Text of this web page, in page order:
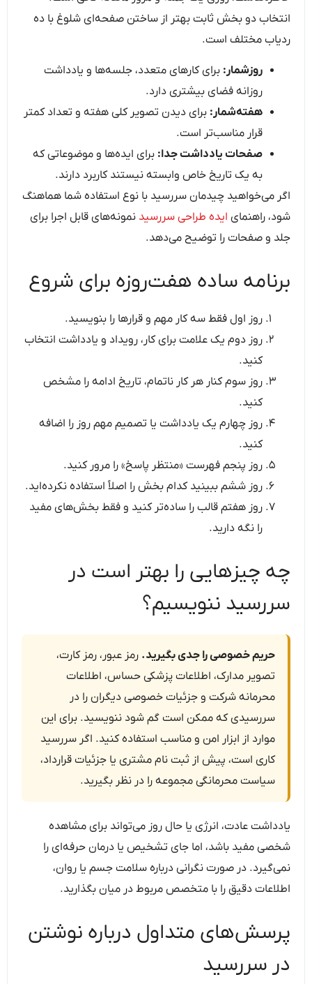
انتخاب دو بخش ثابت بهتر از ساختن صفحه‌ای شلوغ با ده
ردیاب مختلف است.
روزشمار: برای کارهای متعدد، جلسه‌ها و یادداشت
روزانه فضای بیشتری دارد.
هفته‌شمار: برای دیدن تصویر کلی هفته و تعداد کمتر
قرار مناسب‌تر است.
صفحات یادداشت جدا: برای ایده‌ها و موضوعاتی که
به یک تاریخ خاص وابسته نیستند کاربرد دارند.
اگر می‌خواهید چیدمان سررسید با نوع استفاده شما هماهنگ
شود، راهنمای ایده طراحی سررسید نمونه‌های قابل اجرا برای
جلد و صفحات را توضیح می‌دهد.
برنامه ساده هفت‌روزه برای شروع
روز اول فقط سه کار مهم و قرارها را بنویسید.
روز دوم یک علامت برای کار، رویداد و یادداشت انتخاب
کنید.
روز سوم کنار هر کار ناتمام، تاریخ ادامه را مشخص
کنید.
روز چهارم یک یادداشت یا تصمیم مهم روز را اضافه
کنید.
روز پنجم فهرست «منتظر پاسخ» را مرور کنید.
روز ششم ببینید کدام بخش را اصلاً استفاده نکرده‌اید.
روز هفتم قالب را ساده‌تر کنید و فقط بخش‌های مفید
را نگه دارید.
چه چیزهایی را بهتر است در
سررسید ننویسیم؟
حریم خصوصی را جدی بگیرید. رمز عبور، رمز کارت،
تصویر مدارک، اطلاعات پزشکی حساس، اطلاعات
محرمانه شرکت و جزئیات خصوصی دیگران را در
سررسیدی که ممکن است گم شود ننویسید. برای این
موارد از ابزار امن و مناسب استفاده کنید. اگر سررسید
کاری است، پیش از ثبت نام مشتری یا جزئیات قرارداد،
سیاست محرمانگی مجموعه را در نظر بگیرید.
یادداشت عادت، انرژی یا حال روز می‌تواند برای مشاهده
شخصی مفید باشد، اما جای تشخیص یا درمان حرفه‌ای را
نمی‌گیرد. در صورت نگرانی درباره سلامت جسم یا روان،
اطلاعات دقیق را با متخصص مربوط در میان بگذارید.
پرسش‌های متداول درباره نوشتن
در سررسید